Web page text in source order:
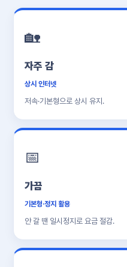
🏡
자주 감
상시 인터넷
저속·기본형으로 상시 유지.
📅
가끔
기본형·정지 활용
안 갈 땐 일시정지로 요금 절감.